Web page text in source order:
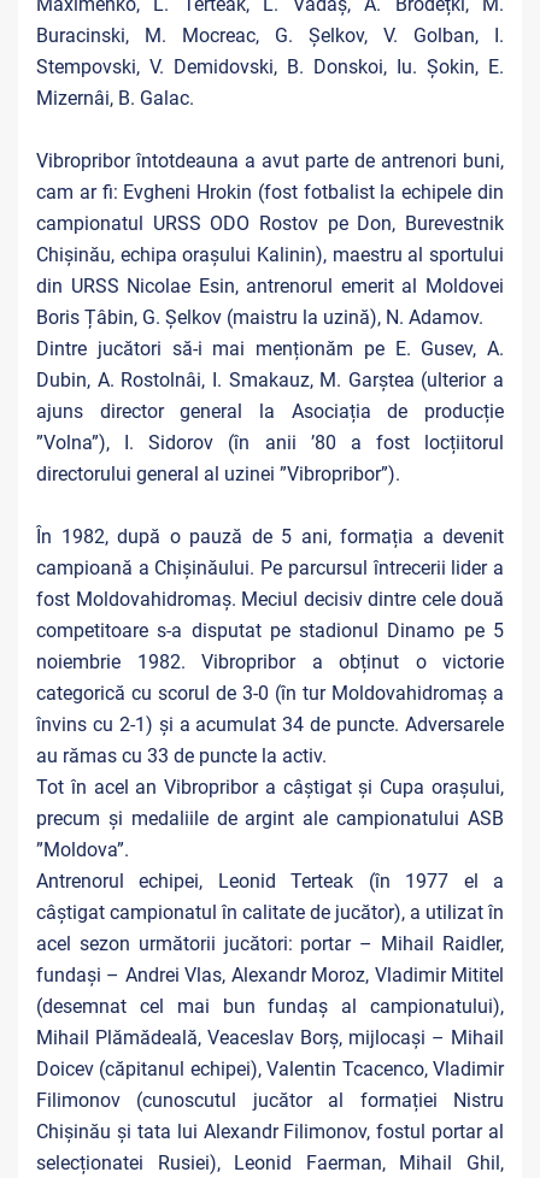
Buracinski, M. Mocreac, G. Șelkov, V. Golban, I.
Stempovski, V. Demidovski, B. Donskoi, Iu. Șokin, E.
Mizernâi, B. Galac.
Vibropribor întotdeauna a avut parte de antrenori buni,
cam ar fi: Evgheni Hrokin (fost fotbalist la echipele din
campionatul URSS ODO Rostov pe Don, Burevestnik
Chișinău, echipa orașului Kalinin), maestru al sportului
din URSS Nicolae Esin, antrenorul emerit al Moldovei
Boris Țâbin, G. Șelkov (maistru la uzină), N. Adamov.
Dintre jucători să-i mai menționăm pe E. Gusev, A.
Dubin, A. Rostolnâi, I. Smakauz, M. Garștea (ulterior a
ajuns director general la Asociația de producție
”Volna”), I. Sidorov (în anii ’80 a fost locțiitorul
directorului general al uzinei ”Vibropribor”).
În 1982, după o pauză de 5 ani, formația a devenit
campioană a Chișinăului. Pe parcursul întrecerii lider a
fost Moldovahidromaș. Meciul decisiv dintre cele două
competitoare s-a disputat pe stadionul Dinamo pe 5
noiembrie 1982. Vibropribor a obținut o victorie
categorică cu scorul de 3-0 (în tur Moldovahidromaș a
învins cu 2-1) și a acumulat 34 de puncte. Adversarele
au rămas cu 33 de puncte la activ.
Tot în acel an Vibropribor a câștigat și Cupa orașului,
precum și medaliile de argint ale campionatului ASB
”Moldova”.
Antrenorul echipei, Leonid Terteak (în 1977 el a
câștigat campionatul în calitate de jucător), a utilizat în
acel sezon următorii jucători: portar – Mihail Raidler,
fundași – Andrei Vlas, Alexandr Moroz, Vladimir Mititel
(desemnat cel mai bun fundaș al campionatului),
Mihail Plămădeală, Veaceslav Borș, mijlocași – Mihail
Doicev (căpitanul echipei), Valentin Tcacenco, Vladimir
Filimonov (cunoscutul jucător al formației Nistru
Chișinău și tata lui Alexandr Filimonov, fostul portar al
selecționatei Rusiei), Leonid Faerman, Mihail Ghil,